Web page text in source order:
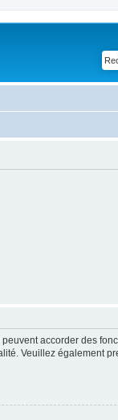
accorder des
Veuillez également